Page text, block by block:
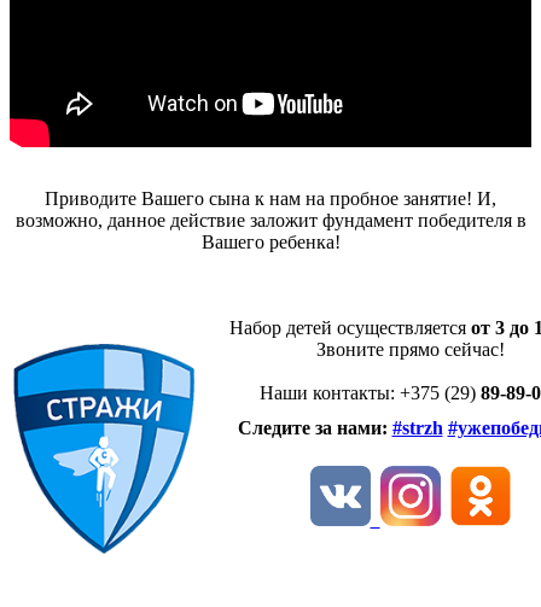
Приводите Вашего сына к нам на пробное занятие! И,
возможно, данное действие заложит фундамент победителя в
Вашего ребенка!
Набор детей осуществляется от 3 до
Звоните прямо сейчас!
Наши контакты: +375 (29) 89-89-
Следите за нами: #strzh